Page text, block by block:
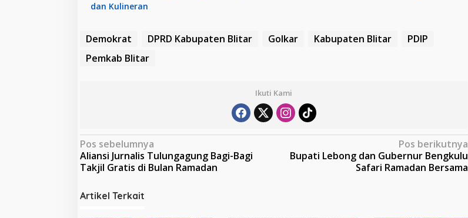
dan Kulineran
Demokrat DPRD Kabupaten Blitar Golkar Kabupaten Blitar
PDIP
Pemkab Blitar
Ikuti Kami
N
a
i
Pos sebelumnya
Aliansi Jurnalis Tulungagung Bagi-Bagi
Takjil Gratis di Bulan Ramadan
Pos berikutnya
Bupati Lebong dan Gubernur Bengkulu
Safari Ramadan Bersama
Artikel Terkait